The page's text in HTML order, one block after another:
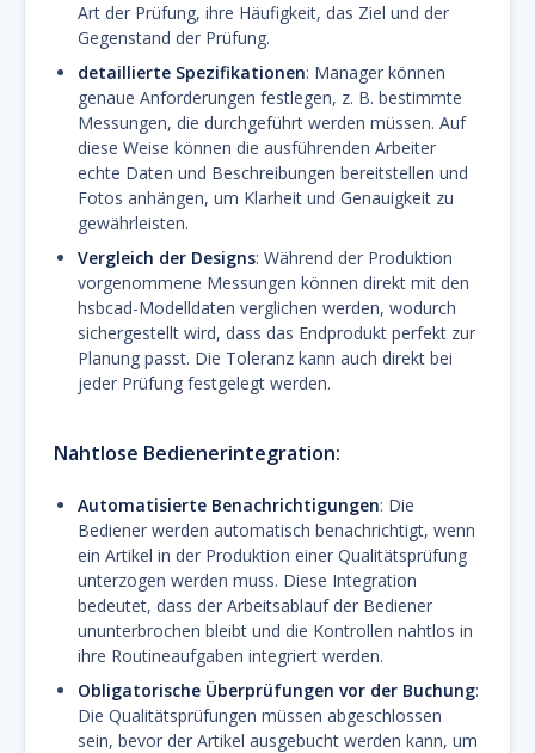
Art der Prüfung, ihre Häufigkeit, das Ziel und der
Gegenstand der Prüfung.
detaillierte Spezifikationen: Manager können
genaue Anforderungen festlegen, z. B. bestimmte
Messungen, die durchgeführt werden müssen. Auf
diese Weise können die ausführenden Arbeiter
echte Daten und Beschreibungen bereitstellen und
Fotos anhängen, um Klarheit und Genauigkeit zu
gewährleisten.
Vergleich der Designs: Während der Produktion
vorgenommene Messungen können direkt mit den
hsbcad-Modelldaten verglichen werden, wodurch
sichergestellt wird, dass das Endprodukt perfekt zur
Planung passt. Die Toleranz kann auch direkt bei
jeder Prüfung festgelegt werden.
Nahtlose Bedienerintegration:
Automatisierte Benachrichtigungen: Die
Bediener werden automatisch benachrichtigt, wenn
ein Artikel in der Produktion einer Qualitätsprüfung
unterzogen werden muss. Diese Integration
bedeutet, dass der Arbeitsablauf der Bediener
ununterbrochen bleibt und die Kontrollen nahtlos in
ihre Routineaufgaben integriert werden.
Obligatorische Überprüfungen vor der Buchung:
Die Qualitätsprüfungen müssen abgeschlossen
sein, bevor der Artikel ausgebucht werden kann, um